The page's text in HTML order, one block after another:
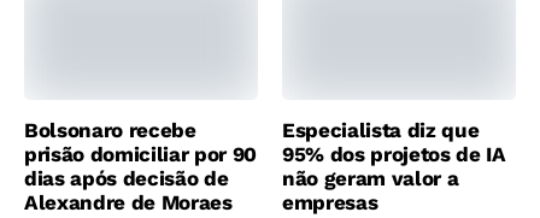
Bolsonaro recebe
prisão domiciliar por 90
dias após decisão de
Alexandre de Moraes
Especialista diz que
95% dos projetos de IA
não geram valor a
empresas